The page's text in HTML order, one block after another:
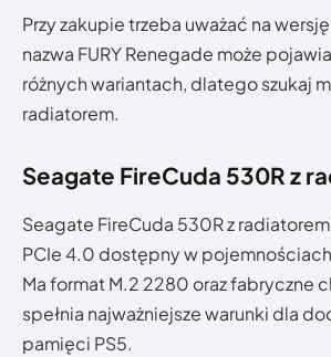
Przy zakupie trzeba uważać na
nazwa FURY Renegade może
różnych wariantach, dlatego szukaj
radiatorem.
Seagate FireCuda 530R z
Seagate FireCuda 530R z
PCIe 4.0 dostępny w pojemnościach
Ma format M.2 2280 oraz fabryczne
spełnia najważniejsze warunki dla
pamięci PS5.